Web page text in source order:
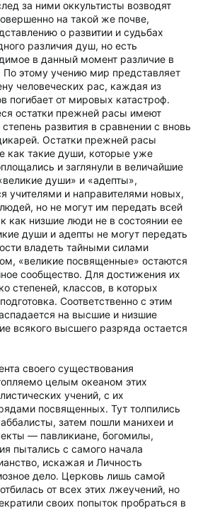
за ними оккультисты возводят
на такой же почве,
о развитии и судьбах
различия душ, но есть
в данный момент различие в
По этому учению мир представляет
человеческих рас, каждая из
погибает от мировых катастроф.
остатки прежней расы имеют
развития в сравнении с вновь
Остатки прежней расы
как такие души, которые уже
и заглянули в величайшие
души» и «адепты»,
учителями и направителями новых,
но не могут им передать всей
как низшие люди не в состоянии ее
души и адепты не могут передать
владеть тайными силами
«великие посвященные» остаются
сообщество. Для достижения их
степеней, классов, в которых
Соответственно с этим
на высшие и низшие
всякого высшего разряда остается
своего существования
целым океаном этих
учений, с их
посвященных. Тут толпились
затем пошли манихеи и
— павликиане, богомилы,
пытались с самого начала
искажая и Личность
дело. Церковь лишь самой
от всех этих лжеучений, но
своих попыток пробраться в